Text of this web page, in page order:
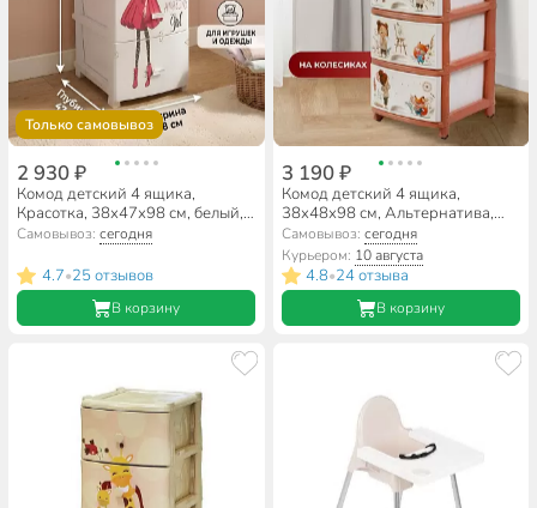
Только самовывоз
2 930 ₽
Комод детский 4 ящика,
Красотка, 38х47х98 см, белый,
Росспласт, РП-451
Самовывоз:сегодня
4.7•25 отзывов
В корзину
3 190 ₽
Комод детский 4 ящика,
38х48х98 см, Альтернатива,
для девочек, М1240
Самовывоз: сегодня
Курьером: 10 августа
4.8•24 отзыва
В корзину